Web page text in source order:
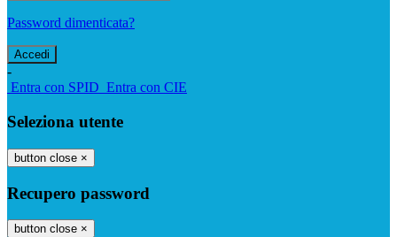
Password dimenticata?
-
Entra con SPID Entra con CIE
Seleziona utente
button close ×
Recupero password
button close ×